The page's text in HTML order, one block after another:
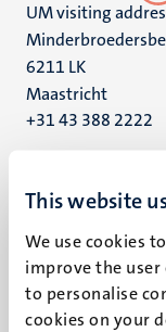
This website
We use cookies
improve the user
to personalise
cookies on your
UM visiting
6211 LK
Maastricht
+31 43 388 2222
P.O. Box 616
Maastricht
Social
media
Bluesky
Facebook